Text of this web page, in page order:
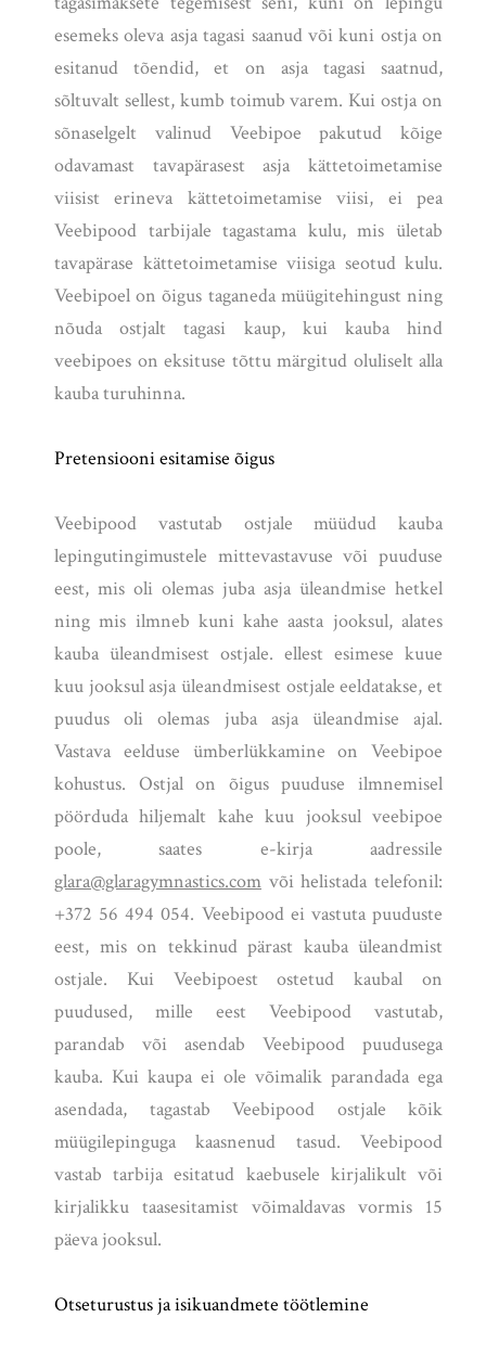
esemeks oleva asja tagasi saanud või kuni ostja on
esitanud tõendid, et on asja tagasi saatnud,
sõltuvalt sellest, kumb toimub varem. Kui ostja on
sõnaselgelt valinud Veebipoe pakutud kõige
odavamast tavapärasest asja kättetoimetamise
viisist erineva kättetoimetamise viisi, ei pea
Veebipood tarbijale tagastama kulu, mis ületab
tavapärase kättetoimetamise viisiga seotud kulu.
Veebipoel on õigus taganeda müügitehingust ning
nõuda ostjalt tagasi kaup, kui kauba hind
veebipoes on eksituse tõttu märgitud oluliselt alla
kauba turuhinna.
Pretensiooni esitamise õigus
Veebipood vastutab ostjale müüdud kauba
lepingutingimustele mittevastavuse või puuduse
eest, mis oli olemas juba asja üleandmise hetkel
ning mis ilmneb kuni kahe aasta jooksul, alates
kauba üleandmisest ostjale. ellest esimese kuue
kuu jooksul asja üleandmisest ostjale eeldatakse, et
puudus oli olemas juba asja üleandmise ajal.
Vastava eelduse ümberlükkamine on Veebipoe
kohustus. Ostjal on õigus puuduse ilmnemisel
pöörduda hiljemalt kahe kuu jooksul veebipoe
poole, saates e-kirja aadressile
glara@glaragymnastics.com või helistada telefonil:
+372 56 494 054. Veebipood ei vastuta puuduste
eest, mis on tekkinud pärast kauba üleandmist
ostjale. Kui Veebipoest ostetud kaubal on
puudused, mille eest Veebipood vastutab,
parandab või asendab Veebipood puudusega
kauba. Kui kaupa ei ole võimalik parandada ega
asendada, tagastab Veebipood ostjale kõik
müügilepinguga kaasnenud tasud. Veebipood
vastab tarbija esitatud kaebusele kirjalikult või
kirjalikku taasesitamist võimaldavas vormis 15
päeva jooksul.
Otseturustus ja isikuandmete töötlemine